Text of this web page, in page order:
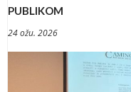
PUBLIKOM
24 ožu. 2026